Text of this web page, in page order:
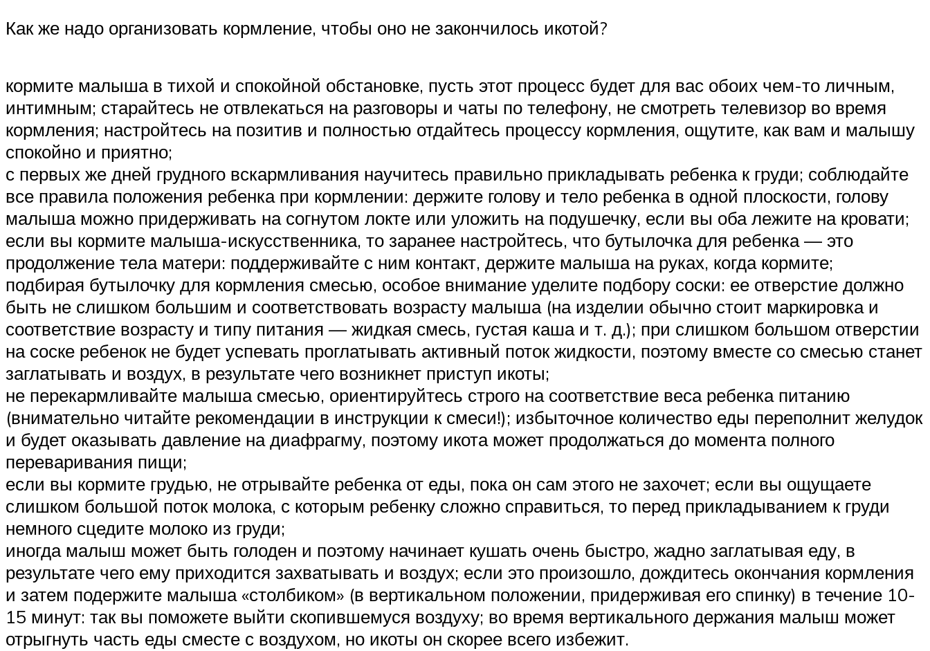
Как же надо организовать кормление, чтобы оно не закончилось икотой?
кормите малыша в тихой и спокойной обстановке, пусть этот процесс будет для вас обоих чем-то личным,
интимным; старайтесь не отвлекаться на разговоры и чаты по телефону, не смотреть телевизор во время
кормления; настройтесь на позитив и полностью отдайтесь процессу кормления, ощутите, как вам и малышу
спокойно и приятно;
с первых же дней грудного вскармливания научитесь правильно прикладывать ребенка к груди; соблюдайте
все правила положения ребенка при кормлении: держите голову и тело ребенка в одной плоскости, голову
малыша можно придерживать на согнутом локте или уложить на подушечку, если вы оба лежите на кровати;
если вы кормите малыша-искусственника, то заранее настройтесь, что бутылочка для ребенка — это
продолжение тела матери: поддерживайте с ним контакт, держите малыша на руках, когда кормите;
подбирая бутылочку для кормления смесью, особое внимание уделите подбору соски: ее отверстие должно
быть не слишком большим и соответствовать возрасту малыша (на изделии обычно стоит маркировка и
соответствие возрасту и типу питания — жидкая смесь, густая каша и т. д.); при слишком большом отверстии
на соске ребенок не будет успевать проглатывать активный поток жидкости, поэтому вместе со смесью станет
заглатывать и воздух, в результате чего возникнет приступ икоты;
не перекармливайте малыша смесью, ориентируйтесь строго на соответствие веса ребенка питанию
(внимательно читайте рекомендации в инструкции к смеси!); избыточное количество еды переполнит желудок
и будет оказывать давление на диафрагму, поэтому икота может продолжаться до момента полного
переваривания пищи;
если вы кормите грудью, не отрывайте ребенка от еды, пока он сам этого не захочет; если вы ощущаете
слишком большой поток молока, с которым ребенку сложно справиться, то перед прикладыванием к груди
немного сцедите молоко из груди;
иногда малыш может быть голоден и поэтому начинает кушать очень быстро, жадно заглатывая еду, в
результате чего ему приходится захватывать и воздух; если это произошло, дождитесь окончания кормления
и затем подержите малыша «столбиком» (в вертикальном положении, придерживая его спинку) в течение 10-
15 минут: так вы поможете выйти скопившемуся воздуху; во время вертикального держания малыш может
отрыгнуть часть еды сместе с воздухом, но икоты он скорее всего избежит.